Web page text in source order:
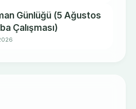
Günlüğü (5 Ağustos
Çalışması)